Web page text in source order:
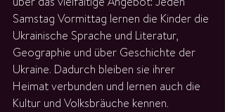
Samstag Vormittag lernen die Kinder die
Ukrainische Sprache und Literatur,
Geographie und über Geschichte der
Ukraine. Dadurch bleiben sie ihrer
Heimat verbunden und lernen auch die
Kultur und Volksbräuche kennen.